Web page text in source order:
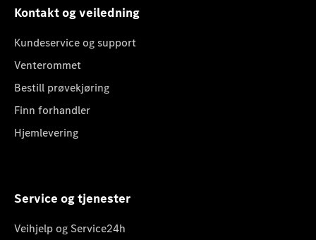
Kontakt og veiledning
Kundeservice og support
Venterommet
Bestill prøvekjøring
Finn forhandler
Hjemlevering
Service og tjenester
Veihjelp og Service24h